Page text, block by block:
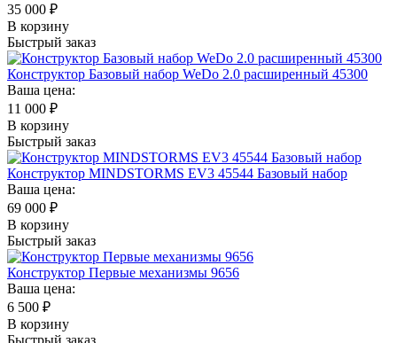
35 000 ₽
В корзину
Быстрый заказ
Конструктор Базовый набор WeDo 2.0 расширенный 45300
Ваша цена:
11 000 ₽
В корзину
Быстрый заказ
Конструктор MINDSTORMS EV3 45544 Базовый набор
Ваша цена:
69 000 ₽
В корзину
Быстрый заказ
Конструктор Первые механизмы 9656
Ваша цена:
6 500 ₽
В корзину
Быстрый заказ